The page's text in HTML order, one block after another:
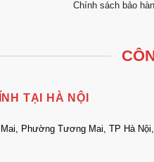
Chính sách bảo
TẠI HÀ NỘI
Phường Tương Mai, TP Hà